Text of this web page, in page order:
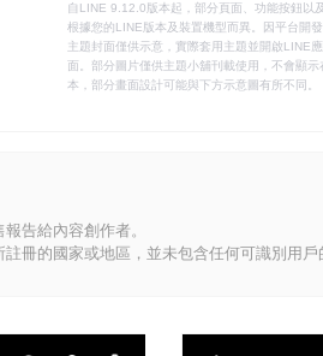
自LINE 9.12.0版本起，部分頁面、功能按鈕以
根據您的LINE版本及裝置機型而異。因平台開
主題封面僅供示意，實際套用主題並開啟LINE
面。部分圖片僅供主題小舖刊載使用，不會顯
本，部分畫面設計可能與下方示意圖有所不同。
告給內容創作者。
冊的國家或地區，並未包含任何可識別用戶